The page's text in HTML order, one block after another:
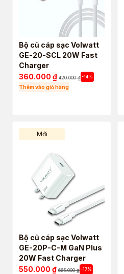
Bộ củ cáp sạc Volwatt
GE-20-SCL 20W Fast
Charger
360.000 ₫ 420.000₫-14%
Thêm vào giỏ hàng
Mới
Bộ củ cáp sạc Volwatt
GE-20P-C-M GaN Plus
20W Fast Charger
550.000 ₫ 665.000₫-17%